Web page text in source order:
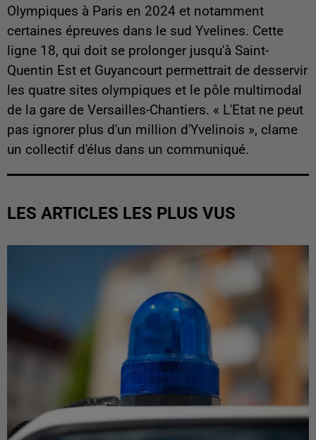
Olympiques à Paris en 2024 et notamment
certaines épreuves dans le sud Yvelines. Cette
ligne 18, qui doit se prolonger jusqu'à Saint-
Quentin Est et Guyancourt permettrait de desservir
les quatre sites olympiques et le pôle multimodal
de la gare de Versailles-Chantiers. « L'Etat ne peut
pas ignorer plus d'un million d'Yvelinois », clame
un collectif d'élus dans un communiqué.
LES ARTICLES LES PLUS VUS